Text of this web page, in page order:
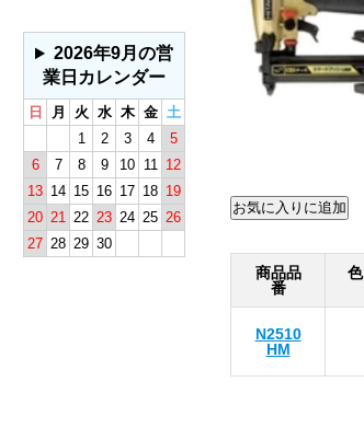
商品品
番
色
N2510
HM
2026年9月の営
業日カレンダー
日 月 火 水 木 金 土
1
2 3 4
5
6
7 8 9 10 11 12
13 14 15 16 17 18 19
20 21 22 23 24 25 26
27 28 29 30